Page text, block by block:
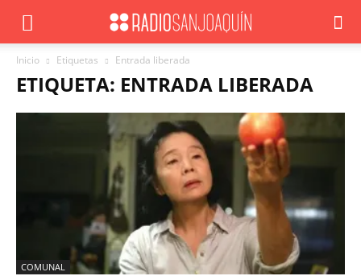
Inicio Etiquetas Entrada liberada
ETIQUETA: ENTRADA LIBERADA
COMUNAL